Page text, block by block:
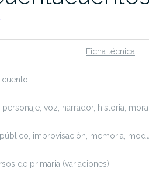
Ficha técnica
personaje, voz, narrador, historia,
improvisación, memoria,
de primaria (variaciones)